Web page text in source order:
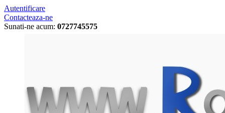
Autentificare
Contacteaza-ne
Sunati-ne acum: 0727745575